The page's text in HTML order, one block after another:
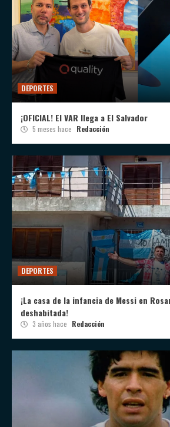
DEPORTES
¡OFICIAL! El VAR llega a El Salvador
5 meses hace Redacción
DEPORTES
¡La casa de la infancia de Messi en
deshabitada!
3 años hace Redacción